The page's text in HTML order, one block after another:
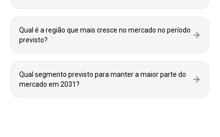
Qual é a região que mais cresce no mercado no período
previsto?
Qual segmento previsto para manter a maior parte do
mercado em 2031?